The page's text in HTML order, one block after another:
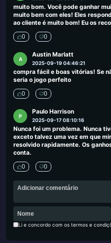
muito bom. Você pode ganhar
muito bem com eles! Eles
ao cliente é muito bom! Eu os
0 0
A
Austin Marlatt
2025-09-19 04:46:21
compra fácil e boas vitórias! Se
seria o jogo perfeito
0 0
P
Paulo Harrison
2025-09-17 08:10:16
Nunca foi um problema. Nunca
exceto talvez uma vez em que
resolvido rapidamente. Os
conta.
0 0
Li e concordo com os termos e